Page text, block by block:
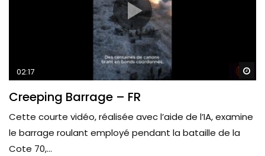
02:17
Creeping Barrage – FR
Cette courte vidéo, réalisée avec l’aide de l’IA, examine
le barrage roulant employé pendant la bataille de la
Cote 70,...